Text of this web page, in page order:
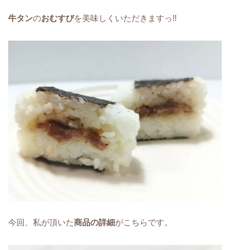
牛タンのおむすびを美味しくいただきますっ!!
今回、私が頂いた商品の詳細がこちらです。